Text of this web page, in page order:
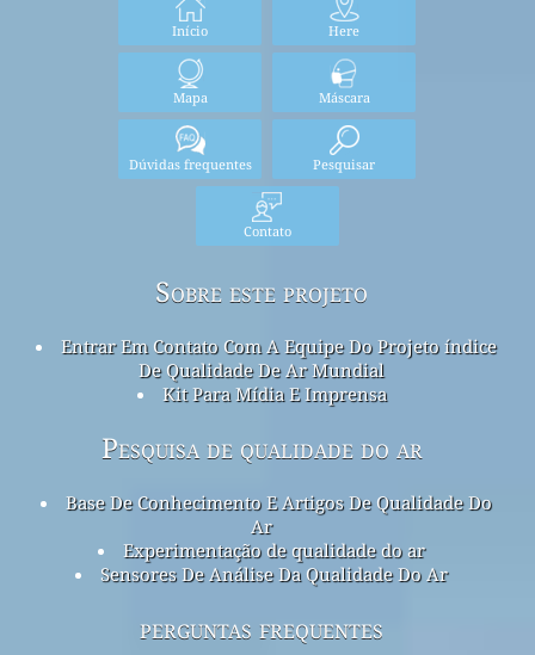
Início Here
Mapa Máscara
Dúvidas frequentes Pesquisar
Contato
Sobre este projeto
Entrar Em Contato Com A Equipe Do Projeto índice
De Qualidade De Ar Mundial
Kit Para Mídia E Imprensa
Pesquisa de qualidade do ar
Base De Conhecimento E Artigos De Qualidade Do
Ar
Experimentação de qualidade do ar
Sensores De Análise Da Qualidade Do Ar
perguntas frequentes